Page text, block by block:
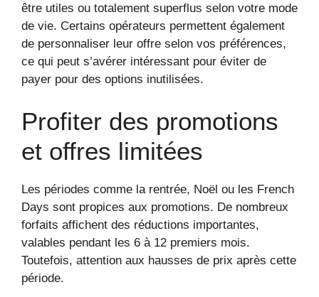
être utiles ou totalement superflus selon votre mode
de vie. Certains opérateurs permettent également
de personnaliser leur offre selon vos préférences,
ce qui peut s’avérer intéressant pour éviter de
payer pour des options inutilisées.
Profiter des promotions
et offres limitées
Les périodes comme la rentrée, Noël ou les French
Days sont propices aux promotions. De nombreux
forfaits affichent des réductions importantes,
valables pendant les 6 à 12 premiers mois.
Toutefois, attention aux hausses de prix après cette
période.